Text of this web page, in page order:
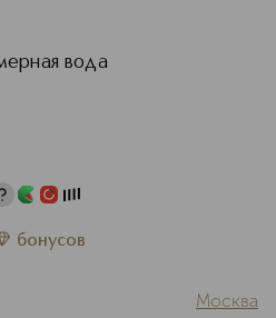
вода
бонусов
Москва